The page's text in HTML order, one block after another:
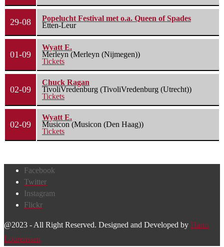
29-08
Popelucht Festival met o.a. Queen of Spades
Etten-Leur
01-09
Wyatt E.
Merleyn (Merleyn (Nijmegen))
Tickets
02-09
Chuck Ragan
TivoliVredenburg (TivoliVredenburg (Utrecht))
Tickets
02-09
Wyatt E.
Musicon (Musicon (Den Haag))
Tickets
Facebook
Twitter
Instagram
Flickr
@2023 - All Right Reserved. Designed and Developed by Harm
Lourenssen